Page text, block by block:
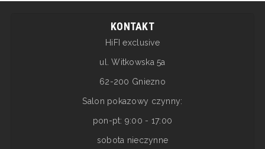
KONTAKT
HiFI exclusive
ul. Witkowska 5a
62-200 Gniezno
Salon pokazowy czynny:
pon-pt: 9:00 - 17:00
sobota nieczynne